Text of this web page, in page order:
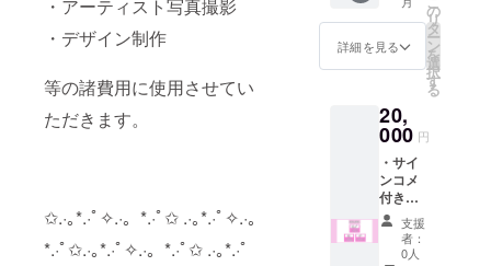
・アーティスト写真撮影
・デザイン制作
等の諸費用に使用させてい
ただきます。
✩.·｡*.·ﾟ✧.·。*.·ﾟ✩ .·｡*.·ﾟ✧.·。
*.·ﾟ✩.·｡*.·ﾟ✧.·。*.·ﾟ✩ .·｡*.·ﾟ
し、開
催。 ・
クラ
ファン
オリジ
ロマイ
ド4枚
・推し
からの
30秒動
画 ※公
式
Twitter
からDM
詳細を見る
の
リ
タ
ー
ン
を
選
択
す
る
20,
000 円
・サイ
ンコメ
付き
チェキ
券×10
(2万円
支援
者：
0人